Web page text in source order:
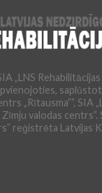
„LNS
„Rītausma””, SIA
valodas centrs”.
reģistrēta Latvijas